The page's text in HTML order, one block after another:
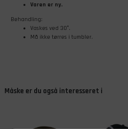
Varen er ny.
Behandling:
Vaskes ved 30°.
Må ikke tørres i tumbler.
Måske er du også interesseret i